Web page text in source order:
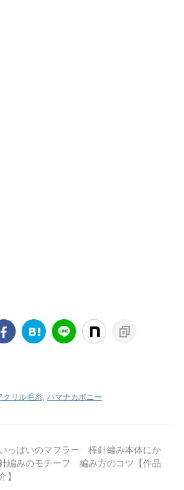
クリル毛糸 ハマナカボニー
っぱいのマフラー 棒針編み本体にか
編みのモチーフ 編み方のコツ【作品
】